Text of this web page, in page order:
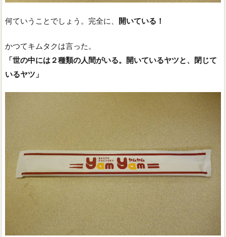
何ていうことでしょう。完全に、 開いている！
かつてキムタクは言った。
「世の中には２種類の人間がいる。開いているヤツと、閉じて
いるヤツ」